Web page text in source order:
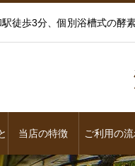
徒歩3分、個別浴槽式の酵
当店の特徴 ご利用の